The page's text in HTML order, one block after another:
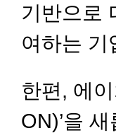
기반으로
여하는 기
한편, 에
ON)’을